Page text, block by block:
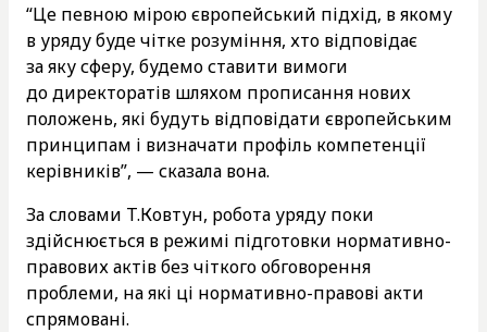
“Це певною мірою європейський підхід, в якому
в уряду буде чітке розуміння, хто відповідає
за яку сферу, будемо ставити вимоги
до директоратів шляхом прописання нових
положень, які будуть відповідати європейським
принципам і визначати профіль компетенції
керівників”, — сказала вона.
За словами Т.Ковтун, робота уряду поки
здійснюється в режимі підготовки нормативно-
правових актів без чіткого обговорення
проблеми, на які ці нормативно-правові акти
спрямовані.